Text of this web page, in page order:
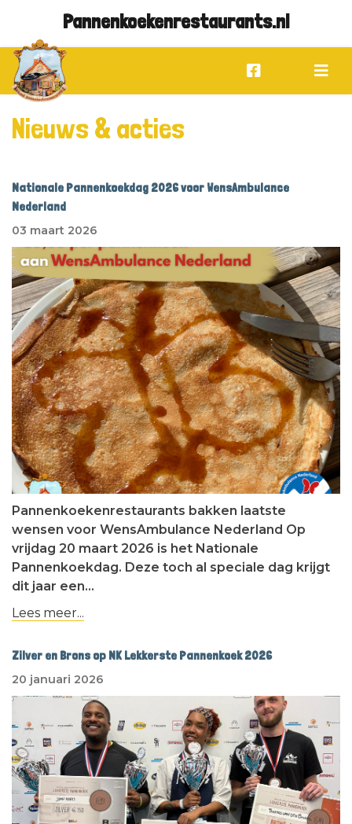
Pannenkoekenrestaurants.nl
Nieuws & acties
Nationale Pannenkoekdag 2026 voor WensAmbulance
Nederland
03 maart 2026
Pannenkoekenrestaurants bakken laatste
wensen voor WensAmbulance Nederland Op
vrijdag 20 maart 2026 is het Nationale
Pannenkoekdag. Deze toch al speciale dag krijgt
dit jaar een…
Lees meer...
Zilver en Brons op NK Lekkerste Pannenkoek 2026
20 januari 2026